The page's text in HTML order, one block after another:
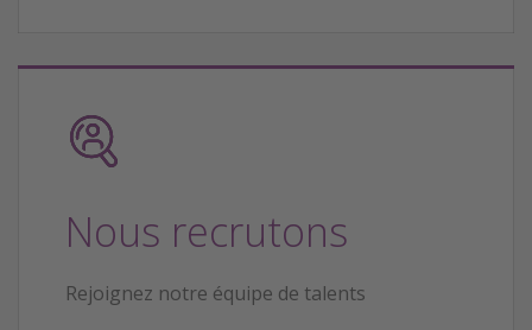
Nous recrutons
Rejoignez notre équipe de talents